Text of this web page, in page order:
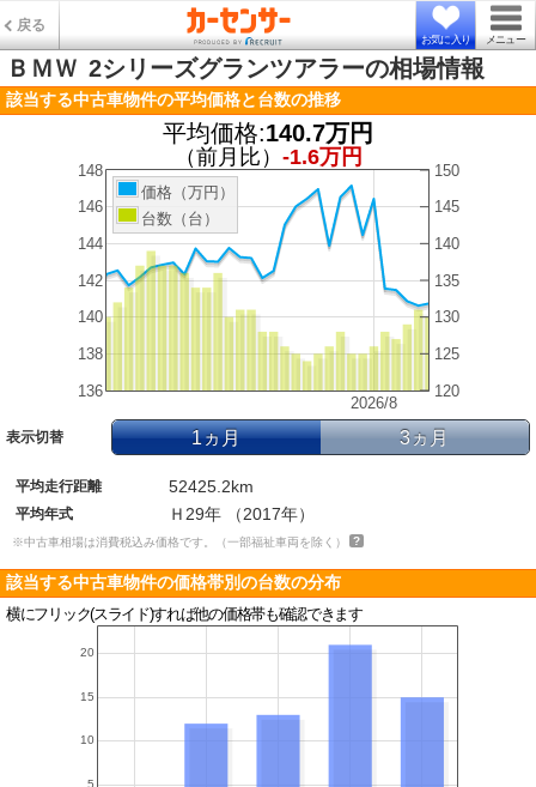
戻る
お気に入り メニュー
ＢＭＷ 2シリーズグランツアラーの相場情報
該当する中古車物件の平均価格と台数の推移
平均価格:140.7万円
（前月比） -1.6万円
2026/8
136
138
140
142
144
146
148
120
125
130
135
140
145
150
価格（万円）
台数（台）
表示切替 1ヵ月 3ヵ月
平均走行距離 52425.2km
平均年式 Ｈ29年 （2017年）
※中古車相場は消費税込み価格です。（一部福祉車両を除く）
該当する中古車物件の価格帯別の台数の分布
横にフリック(スライド)すれば他の価格帯も確認できます